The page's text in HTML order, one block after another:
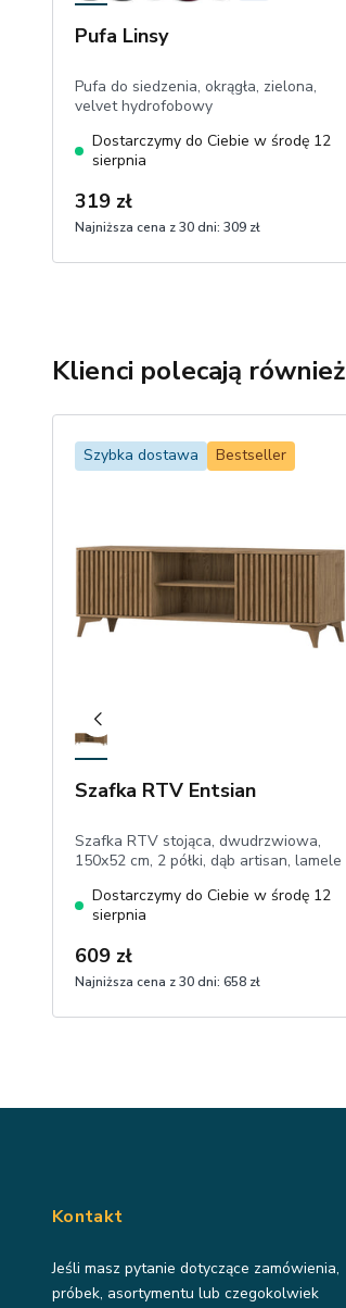
Pufa Linsy
Pufa do siedzenia, okrągła, zielona,
velvet hydrofobowy
Dostarczymy do Ciebie w środę 12
sierpnia
319 zł
Najniższa cena z 30 dni: 309 zł
Klienci polecają również
Szybka dostawa Bestseller
Szafka RTV Entsian
Szafka RTV stojąca, dwudrzwiowa,
150x52 cm, 2 półki, dąb artisan, lamele
Dostarczymy do Ciebie w środę 12
sierpnia
609 zł
Najniższa cena z 30 dni: 658 zł
Kontakt
Jeśli masz pytanie dotyczące zamówienia,
próbek, asortymentu lub czegokolwiek